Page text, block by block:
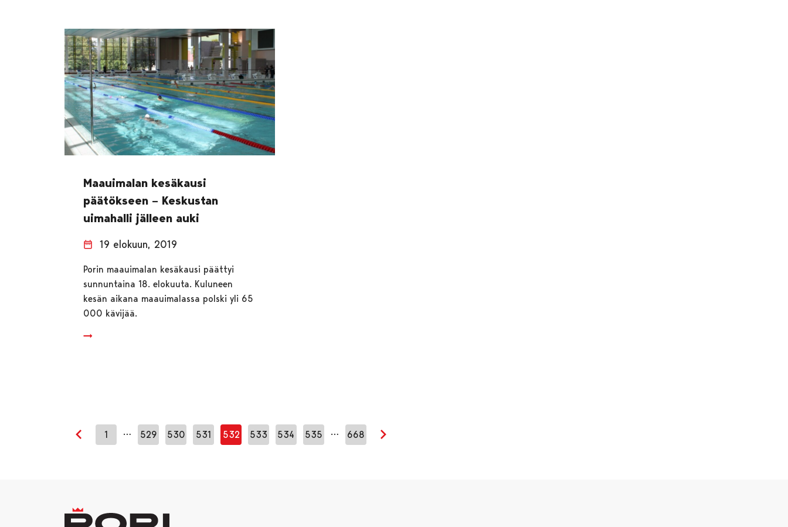
Maauimalan kesäkausi
päätökseen – Keskustan
uimahalli jälleen auki
19 elokuun, 2019
Porin maauimalan kesäkausi päättyi
sunnuntaina 18. elokuuta. Kuluneen
kesän aikana maauimalassa polski yli 65
000 kävijää.
Edellinen sivu
1 … 529 530 531 532 533 534 535 … 668